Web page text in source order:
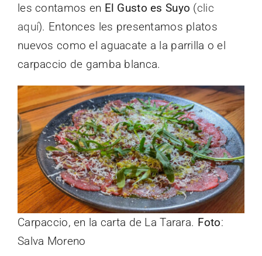
les contamos en El Gusto es Suyo (clic
aquí). Entonces les presentamos platos
nuevos como el aguacate a la parrilla o el
carpaccio de gamba blanca.
Carpaccio, en la carta de La Tarara. Foto:
Salva Moreno